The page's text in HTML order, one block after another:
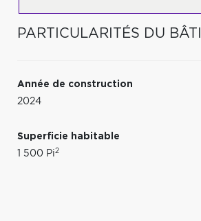
PARTICULARITÉS DU
Année de construction
2024
Superficie habitable
1 500 Pi2